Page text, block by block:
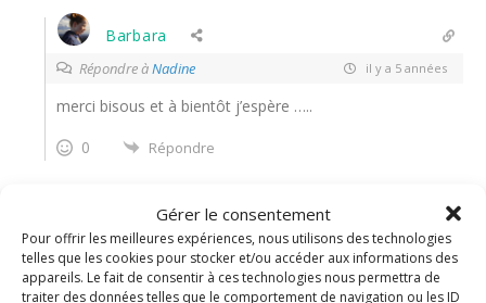
Gérer le consentement
Pour offrir les meilleures expériences, nous utilisons des technologies
telles que les cookies pour stocker et/ou accéder aux informations des
appareils. Le fait de consentir à ces technologies nous permettra de
traiter des données telles que le comportement de navigation ou les ID
Barbara
Répondre àNadine il y a 5 années
merci bisous et à bientôt j’espère …..
0
Répondre
il y a 5 années